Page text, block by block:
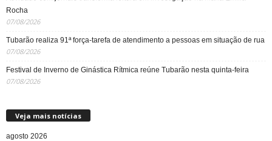
Rocha
07/08/2026
Tubarão realiza 91ª força-tarefa de atendimento a pessoas em situação de rua
07/08/2026
Festival de Inverno de Ginástica Rítmica reúne Tubarão nesta quinta-feira
07/08/2026
Veja mais notícias
agosto 2026